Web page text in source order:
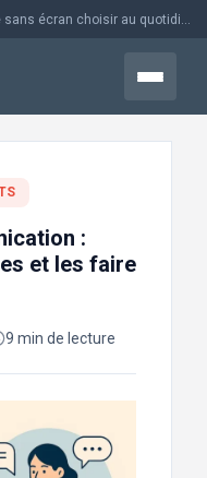
Menu
:
et les faire
9 min de lecture